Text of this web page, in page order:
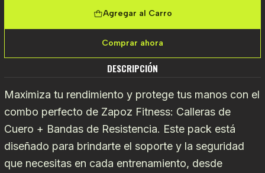
Agregar al Carro
Comprar ahora
DESCRIPCIÓN
Maximiza tu rendimiento y protege tus manos con el
combo perfecto de Zapoz Fitness: Calleras de
Cuero + Bandas de Resistencia. Este pack está
diseñado para brindarte el soporte y la seguridad
que necesitas en cada entrenamiento, desde